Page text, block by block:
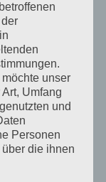
Führungskraft
unser
Umfang
und
Personen
die ihnen